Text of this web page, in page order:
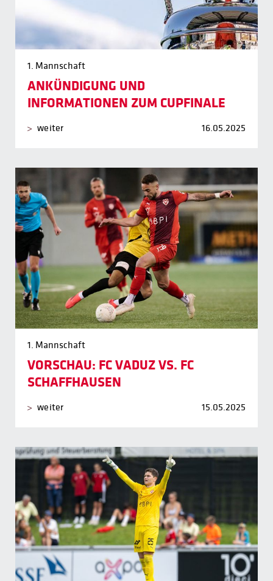
1. Mannschaft
ANKÜNDIGUNG UND
INFORMATIONEN ZUM CUPFINALE
weiter 16.05.2025
1. Mannschaft
VORSCHAU: FC VADUZ VS. FC
SCHAFFHAUSEN
weiter 15.05.2025